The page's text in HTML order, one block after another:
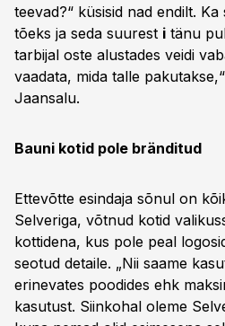
teevad?“ küsisid nad endilt.
tõeks ja seda suurest i tänu
tarbijal oste alustades veidi
vaadata, mida talle
Jaansalu.
Bauni kotid pole bränditud
Ettevõtte esindaja sõnul on
Selveriga, võtnud kotid
kottidena, kus pole peal
seotud detaile. „Nii saame
erinevates poodides ehk
kasutust. Siinkohal oleme